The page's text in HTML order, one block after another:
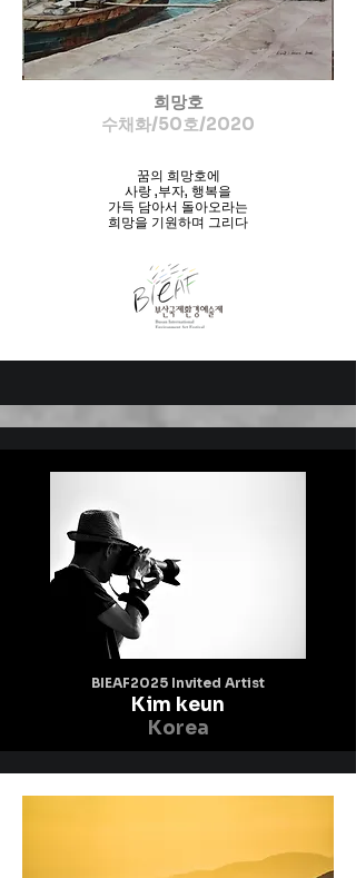
희망호
수채화/50호/2020
꿈의 희망호에
사랑 ,부자, 행복을
가득 담아서 돌아오라는
희망을 기원하며 그리다
BIEAF2025 Invited Artist
Kim keun
Korea